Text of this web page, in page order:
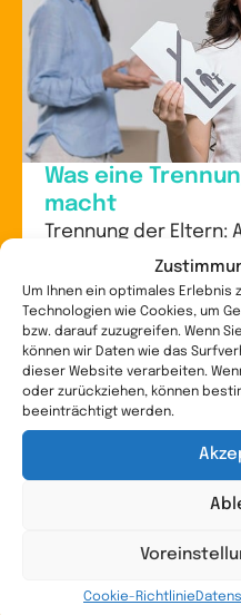
Um Ihnen ein optimales Erlebnis
Technologien wie Cookies, um
bzw. darauf zuzugreifen. Wenn
können wir Daten wie das
dieser Website verarbeiten.
oder zurückziehen, können
beeinträchtigt werden.
Cookie-Richtlinie
Was eine
macht
Trennung der Eltern:
Kinder Was eine
Kind macht, bewegt
Auswirkungen einer
Trennung der Eltern
WEITERLESEN